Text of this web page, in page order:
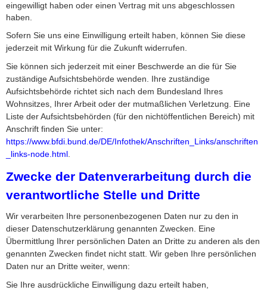
eingewilligt haben oder einen Vertrag mit uns abgeschlossen
haben.
Sofern Sie uns eine Einwilligung erteilt haben, können Sie diese
jederzeit mit Wirkung für die Zukunft widerrufen.
Sie können sich jederzeit mit einer Beschwerde an die für Sie
zuständige Aufsichtsbehörde wenden. Ihre zuständige
Aufsichtsbehörde richtet sich nach dem Bundesland Ihres
Wohnsitzes, Ihrer Arbeit oder der mutmaßlichen Verletzung. Eine
Liste der Aufsichtsbehörden (für den nichtöffentlichen Bereich) mit
Anschrift finden Sie unter:
https://www.bfdi.bund.de/DE/Infothek/Anschriften_Links/anschriften
_links-node.html
Zwecke der Datenverarbeitung durch die
verantwortliche Stelle und Dritte
Wir verarbeiten Ihre personenbezogenen Daten nur zu den in
dieser Datenschutzerklärung genannten Zwecken. Eine
Übermittlung Ihrer persönlichen Daten an Dritte zu anderen als den
genannten Zwecken findet nicht statt. Wir geben Ihre persönlichen
Daten nur an Dritte weiter, wenn:
Sie Ihre ausdrückliche Einwilligung dazu erteilt haben,